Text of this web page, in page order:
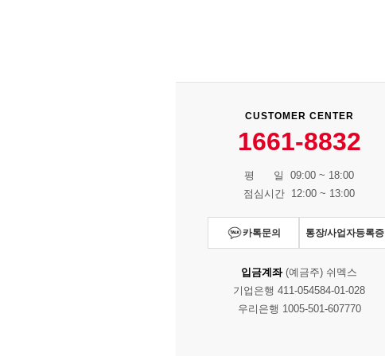
CUSTOMER CENTER
1661-8832
평 일 09:00 ~ 18:00
점심시간 12:00 ~ 13:00
카톡문의 통장/사업자등록증
입금계좌(예금주) 쉬멕스
기업은행 411-054584-01-028
우리은행 1005-501-607770